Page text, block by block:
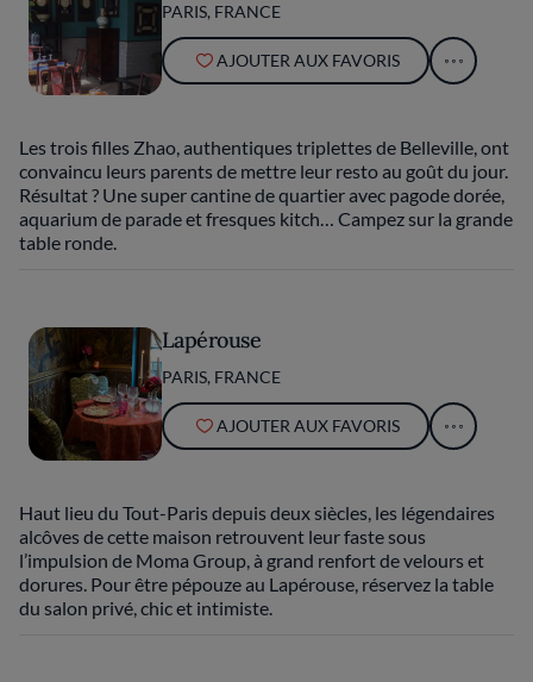
PARIS, FRANCE
AJOUTER AUX FAVORIS
Les trois filles Zhao, authentiques triplettes de Belleville, ont
convaincu leurs parents de mettre leur resto au goût du jour.
Résultat ? Une super cantine de quartier avec pagode dorée,
aquarium de parade et fresques kitch… Campez sur la grande
table ronde.
Lapérouse
PARIS, FRANCE
AJOUTER AUX FAVORIS
Haut lieu du Tout-Paris depuis deux siècles, les légendaires
alcôves de cette maison retrouvent leur faste sous
l’impulsion de Moma Group, à grand renfort de velours et
dorures. Pour être pépouze au Lapérouse, réservez la table
du salon privé, chic et intimiste.